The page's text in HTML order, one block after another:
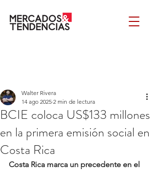
BCIE coloca US$133 millones
en la primera emisión social en
Costa Rica
Walter Rivera
14 ago 2025 2 min de lectura
Costa Rica marca un precedente en el